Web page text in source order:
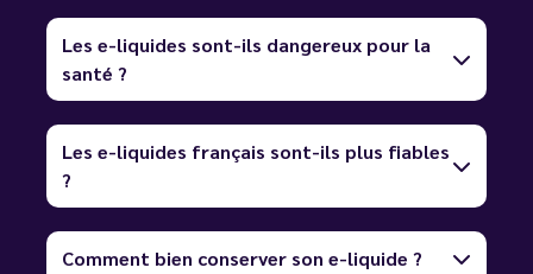
Les e-liquides sont-ils dangereux pour la
santé ?
Les e-liquides français sont-ils plus fiables
?
Comment bien conserver son e-liquide ?